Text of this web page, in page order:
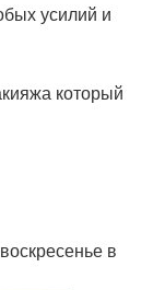
усилий и
который
в